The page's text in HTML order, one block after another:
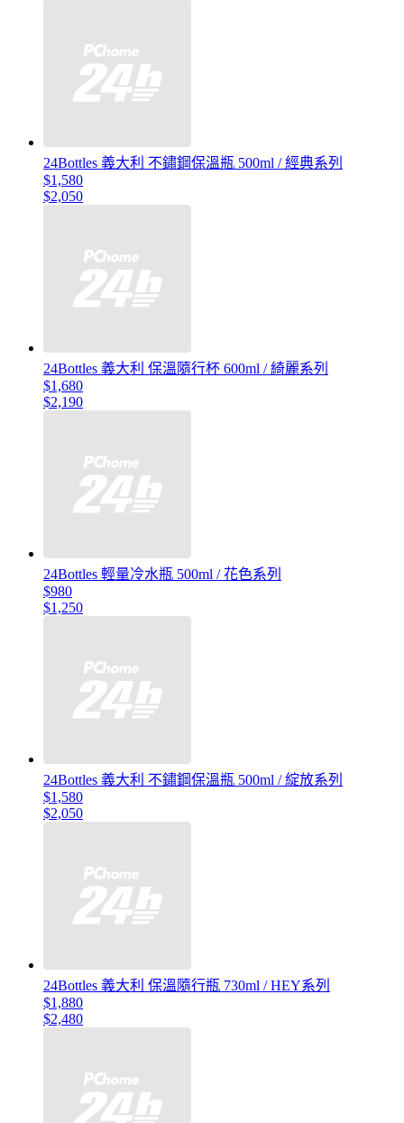
24Bottles 義大利 不鏽鋼保溫瓶 500ml / 經典系列
$1,580
$2,050
24Bottles 義大利 保溫隨行杯 600ml / 綺麗系列
$1,680
$2,190
24Bottles 輕量冷水瓶 500ml / 花色系列
$980
$1,250
24Bottles 義大利 不鏽鋼保溫瓶 500ml / 綻放系列
$1,580
$2,050
24Bottles 義大利 保溫隨行瓶 730ml / HEY系列
$1,880
$2,480